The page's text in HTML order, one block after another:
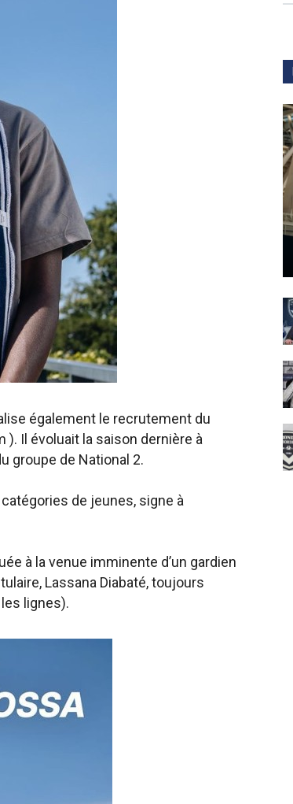
également le recrutement du
). Il évoluait la saison dernière à
groupe de National 2.
de jeunes, signe à
à la venue imminente d’un gardien
Lassana Diabaté, toujours
lignes).